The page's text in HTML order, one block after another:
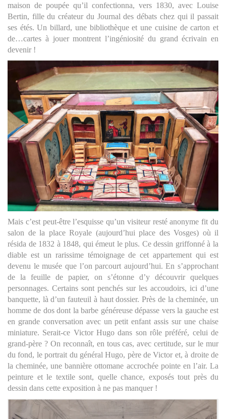
maison de poupée qu’il confectionna, vers 1830, avec Louise
Bertin, fille du créateur du Journal des débats chez qui il passait
ses étés. Un billard, une bibliothèque et une cuisine de carton et
de…cartes à jouer montrent l’ingéniosité du grand écrivain en
devenir !
Mais c’est peut-être l’esquisse qu’un visiteur resté anonyme fit du
salon de la place Royale (aujourd’hui place des Vosges) où il
résida de 1832 à 1848, qui émeut le plus. Ce dessin griffonné à la
diable est un rarissime témoignage de cet appartement qui est
devenu le musée que l’on parcourt aujourd’hui. En s’approchant
de la feuille de papier, on s’étonne d’y découvrir quelques
personnages. Certains sont penchés sur les accoudoirs, ici d’une
banquette, là d’un fauteuil à haut dossier. Près de la cheminée, un
homme de dos dont la barbe généreuse dépasse vers la gauche est
en grande conversation avec un petit enfant assis sur une chaise
miniature. Serait-ce Victor Hugo dans son rôle préféré, celui de
grand-père ? On reconnaît, en tous cas, avec certitude, sur le mur
du fond, le portrait du général Hugo, père de Victor et, à droite de
la cheminée, une bannière ottomane accrochée pointe en l’air. La
peinture et le textile sont, quelle chance, exposés tout près du
dessin dans cette exposition à ne pas manquer !